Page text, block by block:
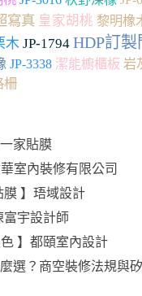
寫真 皇家胡桃 黎明橡
木 JP-1794 HDP訂製
JP-3338 潔能櫥櫃板 岩
柵
家貼膜
室內裝修有限公司
膜 】珸域設計
富宇設計師
色 】都頤室內設計
選？商空裝修法規與